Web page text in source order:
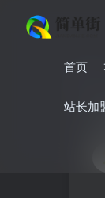
首页
站长加
首页